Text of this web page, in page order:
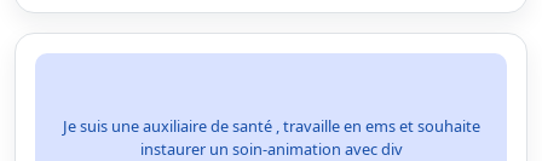
Je suis une auxiliaire de santé , travaille en ems et souhaite
instaurer un soin-animation avec div